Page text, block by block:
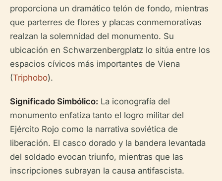
proporciona un dramático telón de fondo, mientras
que parterres de flores y placas conmemorativas
realzan la solemnidad del monumento. Su
ubicación en Schwarzenbergplatz lo sitúa entre los
espacios cívicos más importantes de Viena
(Triphobo).
Significado Simbólico: La iconografía del
monumento enfatiza tanto el logro militar del
Ejército Rojo como la narrativa soviética de
liberación. El casco dorado y la bandera levantada
del soldado evocan triunfo, mientras que las
inscripciones subrayan la causa antifascista.